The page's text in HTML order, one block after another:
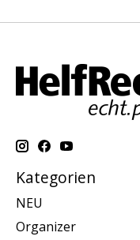
Kategorien
NEU
Organizer